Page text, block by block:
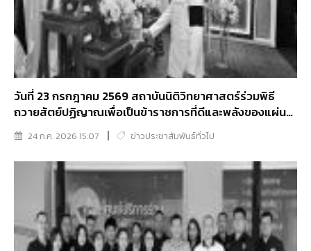
วันที่ 23 กรกฎาคม 2569 สถาบันนิติวิทยาศาสตร์ร่วมพิธี
ถวายสัตย์ปฏิญาณเพื่อเป็นข้าราชการที่ดีและพลังของแผ่น
ดิน 24 ก.ค. 2026 15:07 ข่าวประชาสัมพันธ์ทั่วไป